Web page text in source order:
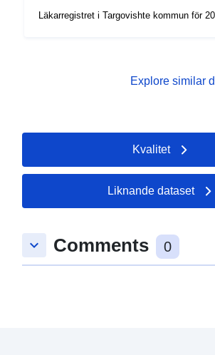
Läkarregistret i Targovishte kommun för
Explore similar
Kvalitet
Liknande dataset
keyboard_arrow_down Comments 0